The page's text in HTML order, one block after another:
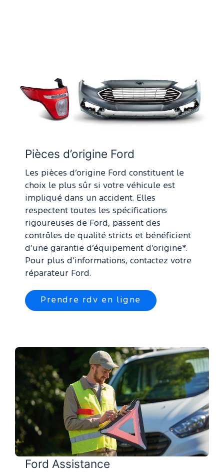
Pièces d’origine Ford
Les pièces d’origine Ford constituent le
choix le plus sûr si votre véhicule est
impliqué dans un accident. Elles
respectent toutes les spécifications
rigoureuses de Ford, passent des
contrôles de qualité stricts et bénéficient
d’une garantie d’équipement d’origine*.
Pour plus d’informations, contactez votre
réparateur Ford.
Prendre rdv en ligne
Ford Assistance